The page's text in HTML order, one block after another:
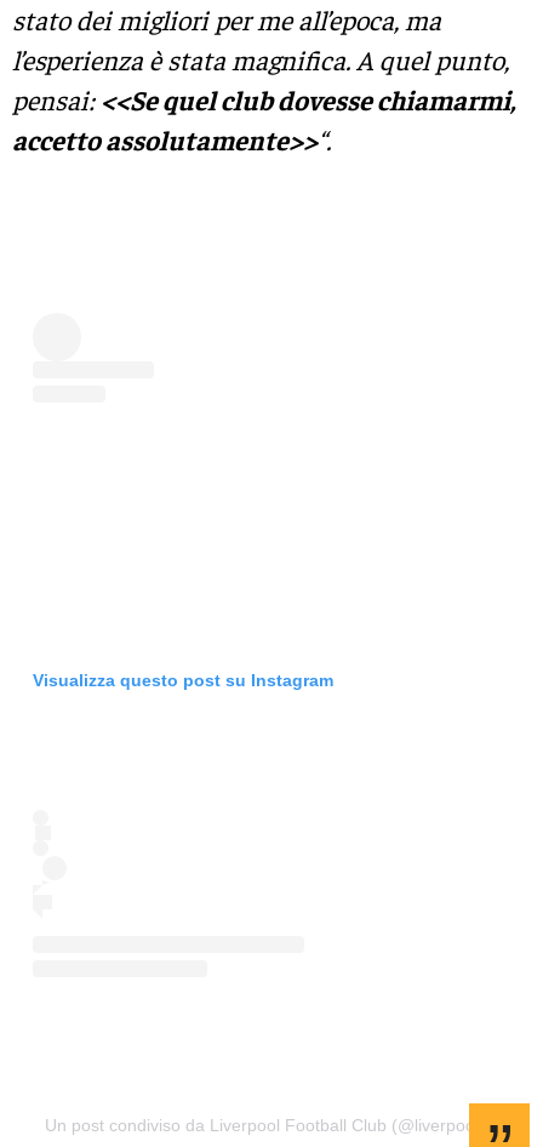
stato dei migliori per me all’epoca, ma
l’esperienza è stata magnifica. A quel punto,
pensai: <<Se quel club dovesse chiamarmi,
accetto assolutamente>>“.
Visualizza questo post su Instagram
Un post condiviso da Liverpool Football Club (@liverpoolfc)